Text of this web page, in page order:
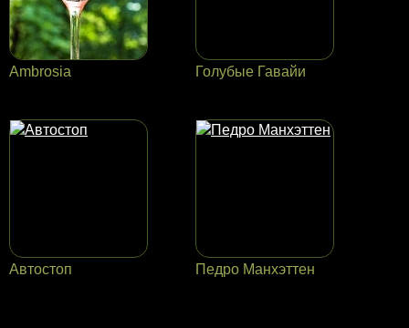
Ambrosia Голубые Гавайи
Автостоп Педро Манхэттен